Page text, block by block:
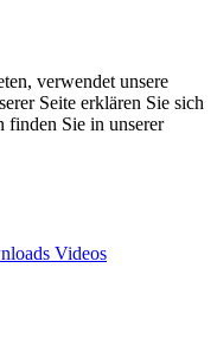
verwendet unsere
Seite erklären Sie sich
finden Sie in unserer
Videos